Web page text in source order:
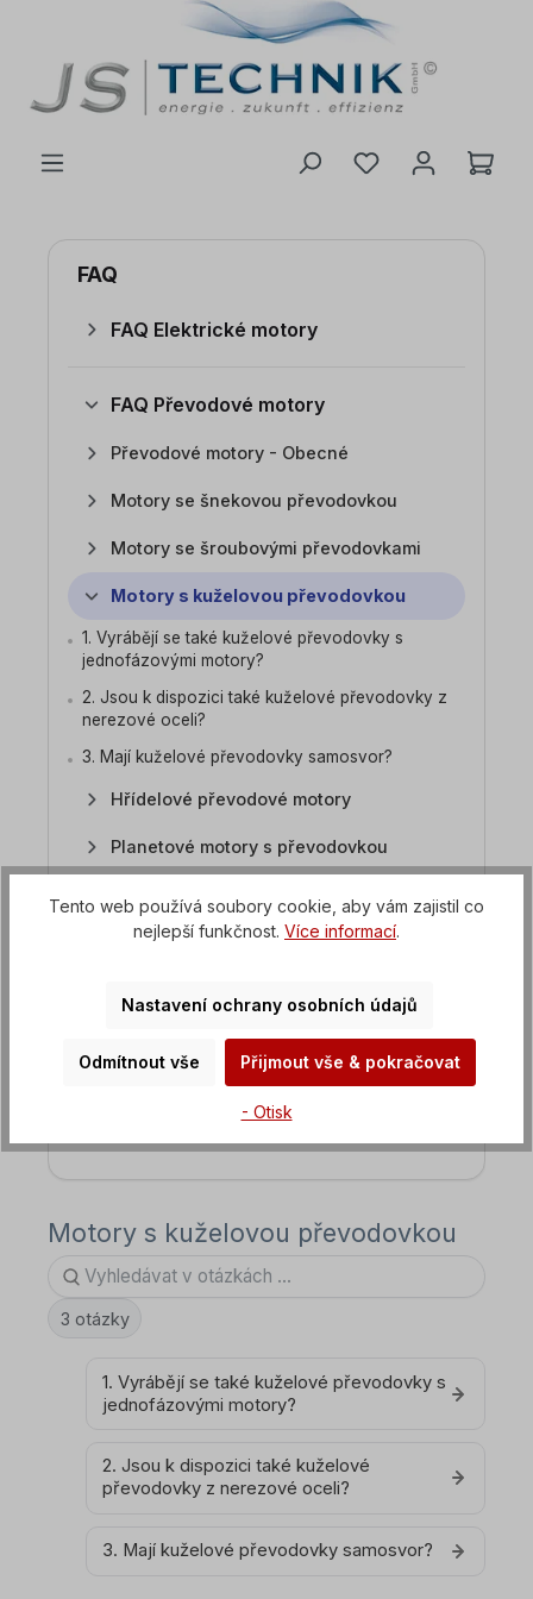
FAQ
FAQ Elektrické motory
FAQ Převodové motory
Převodové motory - Obecné
Motory se šnekovou převodovkou
Motory se šroubovými převodovkami
Motory s kuželovou převodovkou
1. Vyrábějí se také kuželové převodovky s
jednofázovými motory?
2. Jsou k dispozici také kuželové převodovky z
nerezové oceli?
3. Mají kuželové převodovky samosvor?
Hřídelové převodové motory
Planetové motory s převodovkou
zatížení
Převodové motory s frekvenčním
měničem
Motory s kuželovou převodovkou
3 otázky
1. Vyrábějí se také kuželové převodovky s
jednofázovými motory?
2. Jsou k dispozici také kuželové
převodovky z nerezové oceli?
3. Mají kuželové převodovky samosvor?
Tento web používá soubory cookie, aby vám zajistil co
nejlepší funkčnost. Více informací.
Nastavení ochrany osobních údajů
Odmítnout vše Přijmout vše & pokračovat
- Otisk